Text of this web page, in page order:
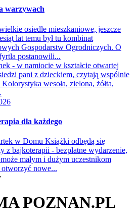
warzywach
osiedle mieszkaniowe, jeszcze
lat temu był tu kombinat
Gospodarstw Ogrodniczych. O
postanowili...
dla każdego
w Domu Książki odbędą się
z bajkoterapii - bezpłatne wydarzenie,
małym i dużym uczestnikom
otworzyć nowe...
POZNAN.PL